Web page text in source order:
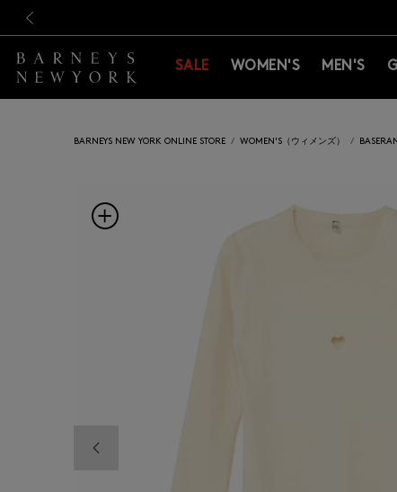
新規登録のお客様も対象
新規登録のお客様も対象
SALE WOMEN'S MEN'S
BARNEYS NEW YORK ONLINE STORE WOMEN'S（ウィメンズ）